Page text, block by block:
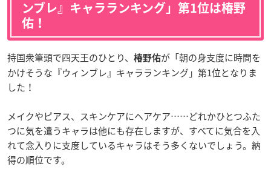
ンブレ』キャラランキング」第1位は椿野
佑！
持国衆筆頭で四天王のひとり、 椿野佑が「朝の身支度に時間を
かけそうな『ウィンブレ』キャラランキング」第1位となりま
した！
メイクやピアス、スキンケアにヘアケア……どれかひとつふた
つに気を遣うキャラは他にも存在しますが、すべてに気合を入
れて念入りに支度しているキャラはそう多くないでしょう。納
得の順位です。